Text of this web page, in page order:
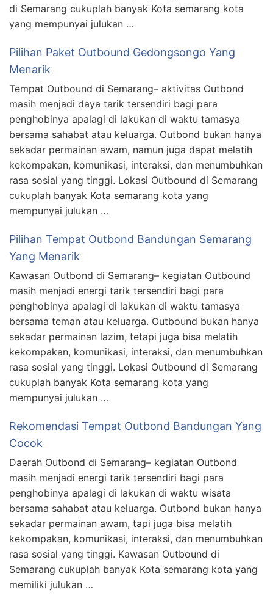
di Semarang cukuplah banyak Kota semarang kota
yang mempunyai julukan …
Pilihan Paket Outbound Gedongsongo Yang
Menarik
Tempat Outbound di Semarang– aktivitas Outbond
masih menjadi daya tarik tersendiri bagi para
penghobinya apalagi di lakukan di waktu tamasya
bersama sahabat atau keluarga. Outbond bukan hanya
sekadar permainan awam, namun juga dapat melatih
kekompakan, komunikasi, interaksi, dan menumbuhkan
rasa sosial yang tinggi. Lokasi Outbound di Semarang
cukuplah banyak Kota semarang kota yang
mempunyai julukan …
Pilihan Tempat Outbond Bandungan Semarang
Yang Menarik
Kawasan Outbond di Semarang– kegiatan Outbound
masih menjadi energi tarik tersendiri bagi para
penghobinya apalagi di lakukan di waktu tamasya
bersama teman atau keluarga. Outbound bukan hanya
sekadar permainan lazim, tetapi juga bisa melatih
kekompakan, komunikasi, interaksi, dan menumbuhkan
rasa sosial yang tinggi. Lokasi Outbound di Semarang
cukuplah banyak Kota semarang kota yang
mempunyai julukan …
Rekomendasi Tempat Outbond Bandungan Yang
Cocok
Daerah Outbond di Semarang– kegiatan Outbond
masih menjadi energi tarik tersendiri bagi para
penghobinya apalagi di lakukan di waktu wisata
bersama sahabat atau keluarga. Outbond bukan hanya
sekadar permainan awam, tapi juga bisa melatih
kekompakan, komunikasi, interaksi, dan menumbuhkan
rasa sosial yang tinggi. Kawasan Outbound di
Semarang cukuplah banyak Kota semarang kota yang
memiliki julukan …